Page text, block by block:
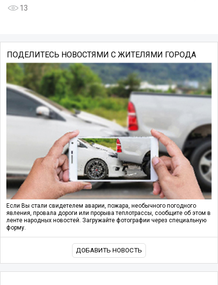
13
ПОДЕЛИТЕСЬ НОВОСТЯМИ С ЖИТЕЛЯМИ ГОРОДА
Если Вы стали свидетелем аварии, пожара, необычного погодного
явления, провала дороги или прорыва теплотрассы, сообщите об этом в
ленте народных новостей. Загружайте фотографии через специальную
форму.
ДОБАВИТЬ НОВОСТЬ